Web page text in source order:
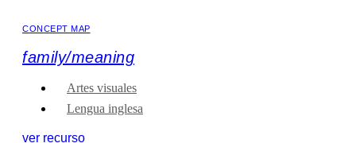
CONCEPT MAP
family/meaning
Artes visuales
Lengua inglesa
ver recurso